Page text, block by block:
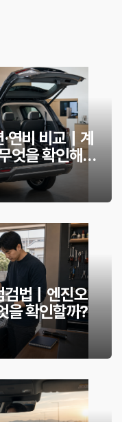
연비 비교｜계
엇을 확인해야
검법｜엔진오
을 확인할까?